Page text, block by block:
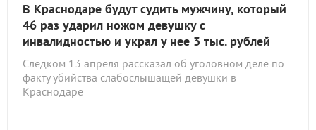
В Краснодаре будут судить мужчину, который
46 раз ударил ножом девушку с
инвалидностью и украл у нее 3 тыс. рублей
Следком 13 апреля рассказал об уголовном деле по
факту убийства слабослышащей девушки в
Краснодаре